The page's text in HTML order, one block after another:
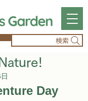
検索
Day